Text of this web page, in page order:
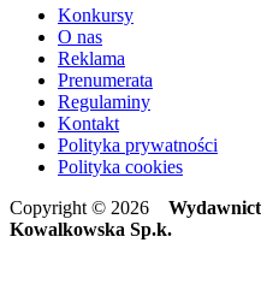
Konkursy
O nas
Reklama
Prenumerata
Regulaminy
Kontakt
Polityka prywatności
Polityka cookies
Copyright © 2026
Kowalkowska Sp.k.